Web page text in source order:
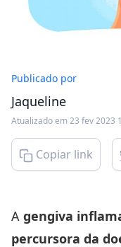
Publicado por
Jaqueline
Atualizado em 23 fev 2023
Copiar link
A gengiva
percursora da